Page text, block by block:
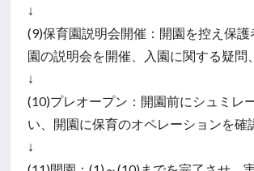
↓
(9)保育園説明会開催：開園を控え保
園の説明会を開催、入園に関する疑問
↓
(10)プレオープン：開園前にシュミレ
い、開園に保育のオペレーションを確
↓